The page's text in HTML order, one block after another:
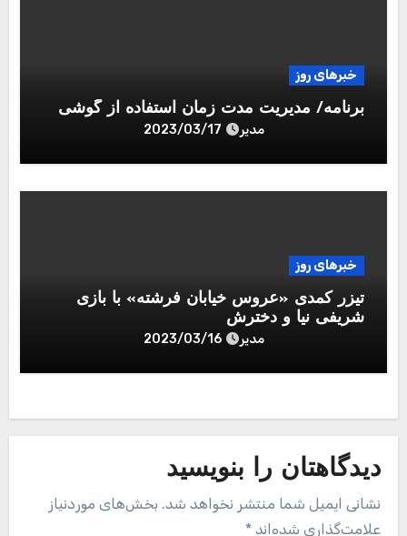
خبرهای روز
برنامه/ مدیریت مدت زمان استفاده از گوشی
مدیر 2023/03/17
خبرهای روز
تیزر کمدی «عروس خیابان فرشته» با بازی
شریفی نیا و دخترش
مدیر 2023/03/16
دیدگاهتان را بنویسید
نشانی ایمیل شما منتشر نخواهد شد. بخش‌های موردنیاز
علامت‌گذاری شده‌اند *